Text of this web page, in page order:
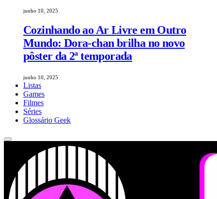
junho 10, 2025
Cozinhando ao Ar Livre em Outro
Mundo: Dora-chan brilha no novo
pôster da 2ª temporada
junho 10, 2025
Listas
Games
Filmes
Séries
Glossário Geek